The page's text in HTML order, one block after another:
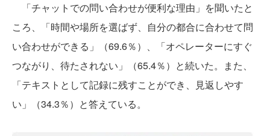
「チャットでの問い合わせが便利な理由」を聞いたと
ころ、「時間や場所を選ばず、自分の都合に合わせて問
い合わせができる」（69.6％）、「オペレーターにすぐ
つながり、待たされない」（65.4％）と続いた。また、
「テキストとして記録に残すことができ、見返しやす
い」（34.3％）と答えている。